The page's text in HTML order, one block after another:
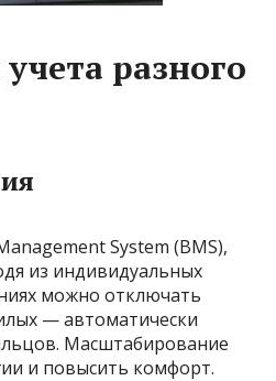
разного
System (BMS),
из индивидуальных
можно отключать
— автоматически
Масштабирование
и повысить комфорт.